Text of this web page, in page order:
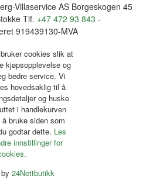
Villaservice AS Borgeskogen 45
Tlf. +47 472 93 843 -
919439130-MVA
cookies slik at
kjøpsopplevelse og
bedre service. Vi
hovedsaklig til å
og huske
i handlekurven
bruke siden som
godtar dette. Les
innstillinger for
24Nettbutikk